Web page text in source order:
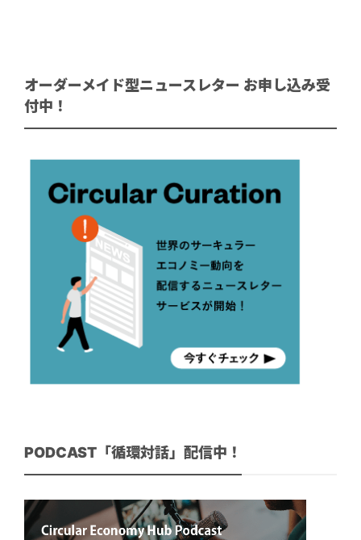
オーダーメイド型ニュースレター お申し込み受
付中！
PODCAST「循環対話」配信中！